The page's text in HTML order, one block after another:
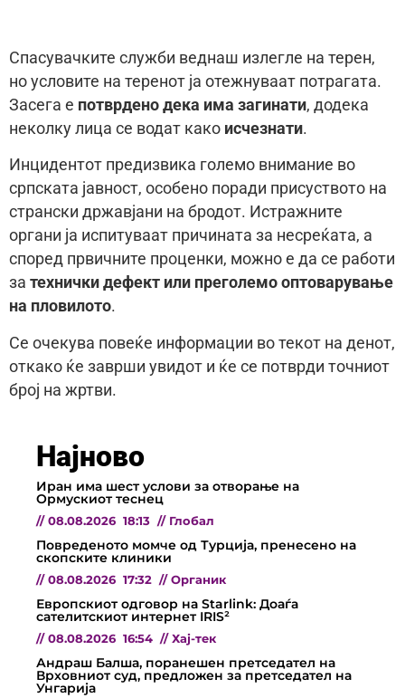
Спасувачките служби веднаш излегле на терен,
но условите на теренот ја отежнуваат потрагата.
Засега е потврдено дека има загинати, додека
неколку лица се водат како исчезнати.
Инцидентот предизвика големо внимание во
српската јавност, особено поради присуството на
странски државјани на бродот. Истражните
органи ја испитуваат причината за несреќата, а
според првичните проценки, можно е да се работи
за технички дефект или преголемо оптоварување
на пловилото.
Се очекува повеќе информации во текот на денот,
откако ќе заврши увидот и ќе се потврди точниот
број на жртви.
Најново
Иран има шест услови за отворање на
Ормускиот теснец
// 08.08.2026 18:13 // Глобал
Повреденото момче од Турција, пренесено на
скопските клиники
// 08.08.2026 17:32 // Органик
Европскиот одговор на Starlink: Доаѓа
сателитскиот интернет IRIS²
// 08.08.2026 16:54 // Хај-тек
Андраш Балша, поранешен претседател на
Врховниот суд, предложен за претседател на
Унгарија